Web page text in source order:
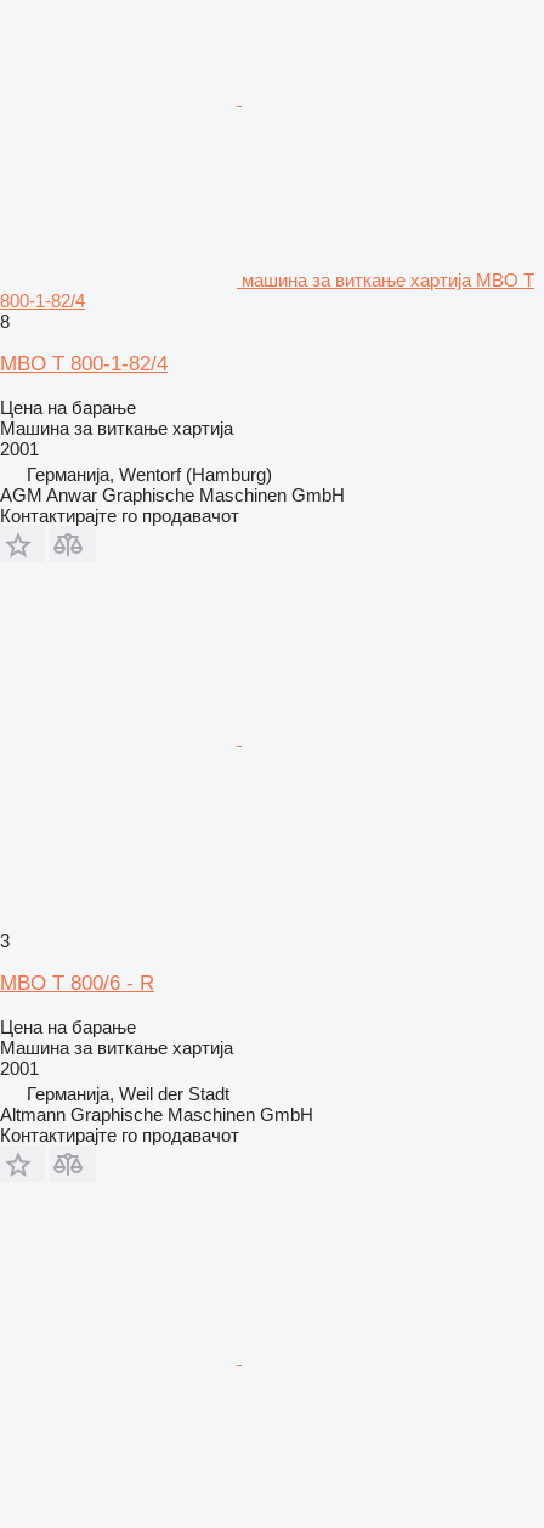
машина за виткање хартија MBO T
800-1-82/4
8
MBO T 800-1-82/4
Цена на барање
Машина за виткање хартија
2001
Германија, Wentorf (Hamburg)
AGM Anwar Graphische Maschinen GmbH
Контактирајте го продавачот
3
MBO T 800/6 - R
Цена на барање
Машина за виткање хартија
2001
Германија, Weil der Stadt
Altmann Graphische Maschinen GmbH
Контактирајте го продавачот